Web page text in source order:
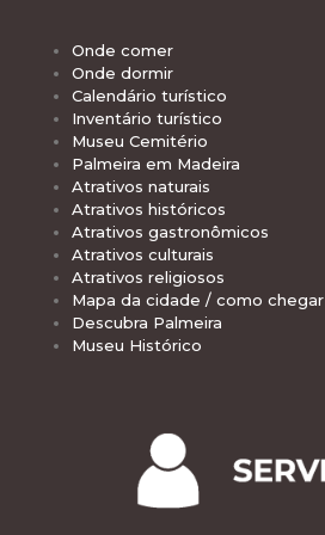
Onde comer
Onde dormir
Calendário turístico
Inventário turístico
Museu Cemitério
Palmeira em Madeira
Atrativos naturais
Atrativos históricos
Atrativos gastronômicos
Atrativos culturais
Atrativos religiosos
Mapa da cidade / como chegar
Descubra Palmeira
Museu Histórico